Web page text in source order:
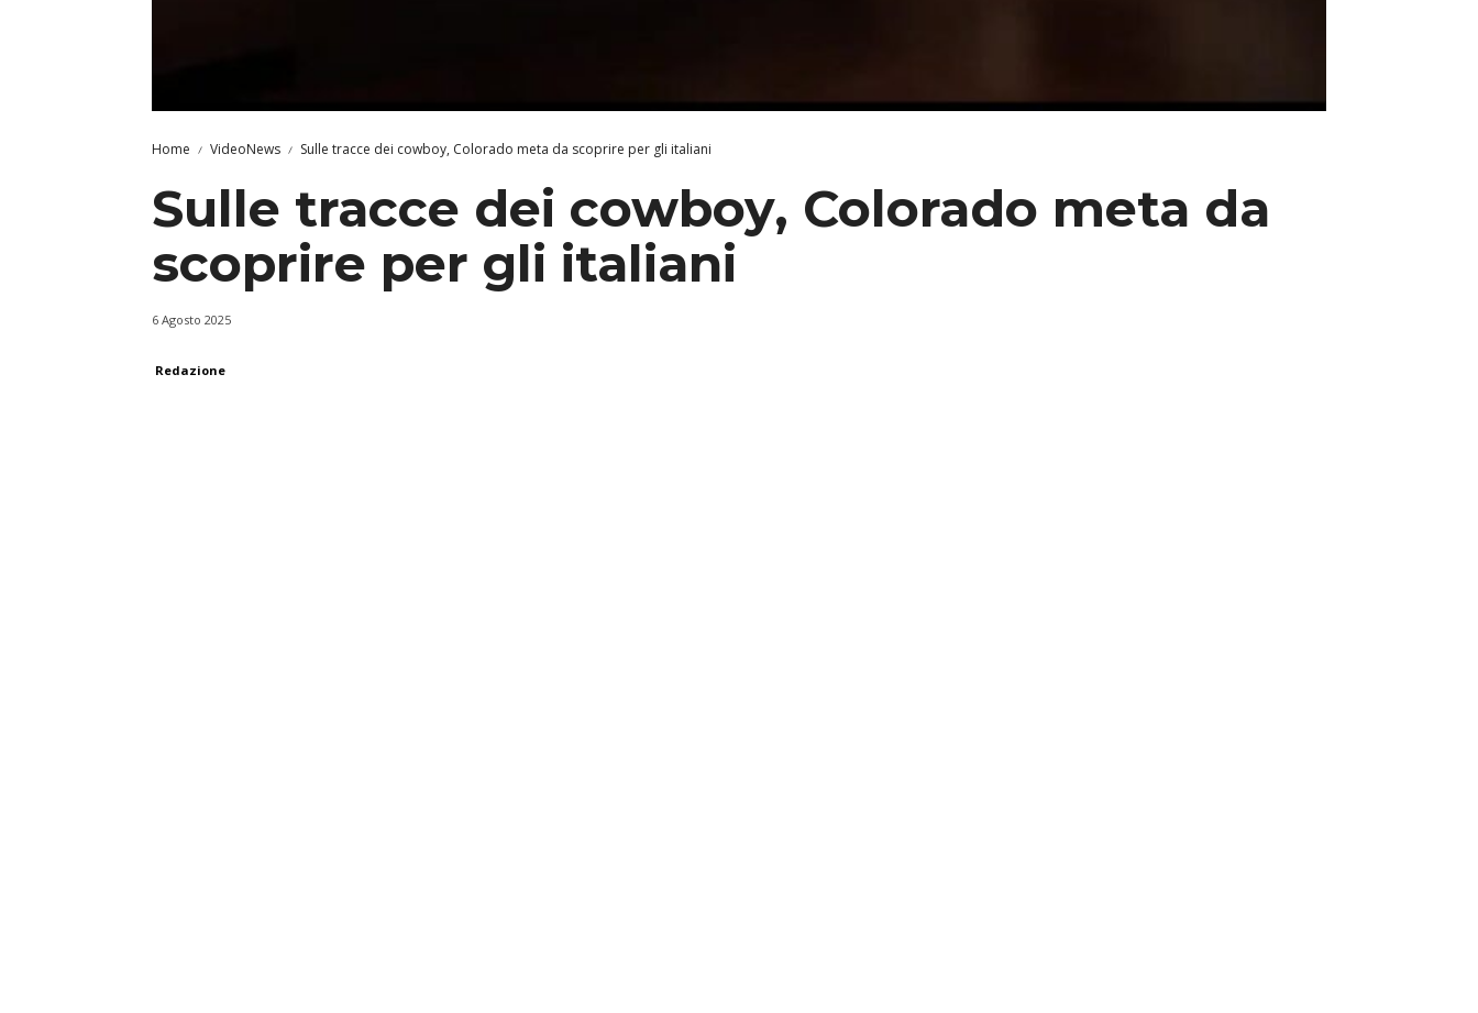
Home VideoNews Sulle tracce dei cowboy, Colorado meta da scoprire per gli italiani
Sulle tracce dei cowboy, Colorado meta da
scoprire per gli italiani
6 Agosto 2025
Redazione